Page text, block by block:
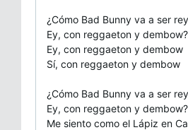
¿Cómo Bad Bunny va a ser
Ey, con reggaeton y dembow?
Ey, con reggaeton y dembow
Sí, con reggaeton y dembow
¿Cómo Bad Bunny va a ser
Ey, con reggaeton y dembow?
Me siento como el Lápiz en